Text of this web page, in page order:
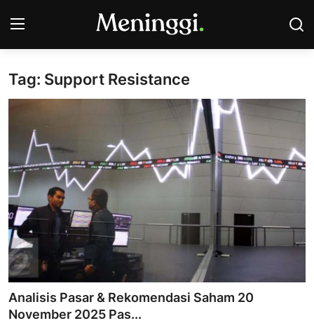
Contact
Bisnis
Industri
Korporasi
Kripto
Obligasi & Reksadana
Tag: Support Resistance
Analisis Pasar & Rekomendasi Saham 20
November 2025 Pas...